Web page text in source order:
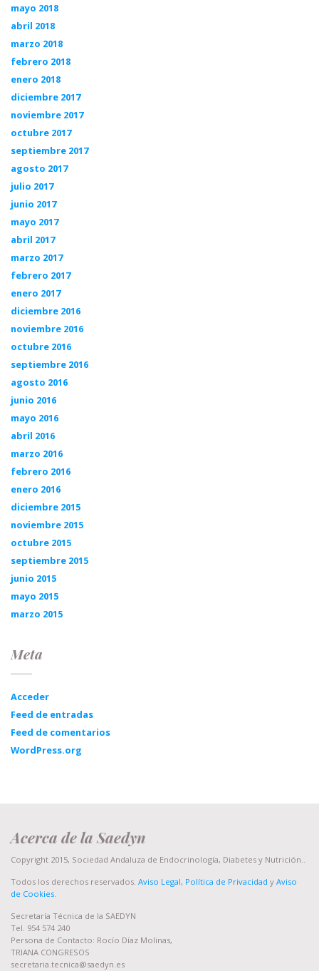
mayo 2018
abril 2018
marzo 2018
febrero 2018
enero 2018
diciembre 2017
noviembre 2017
octubre 2017
septiembre 2017
agosto 2017
julio 2017
junio 2017
mayo 2017
abril 2017
marzo 2017
febrero 2017
enero 2017
diciembre 2016
noviembre 2016
octubre 2016
septiembre 2016
agosto 2016
junio 2016
mayo 2016
abril 2016
marzo 2016
febrero 2016
enero 2016
diciembre 2015
noviembre 2015
octubre 2015
septiembre 2015
junio 2015
mayo 2015
marzo 2015
Meta
Acceder
Feed de entradas
Feed de comentarios
WordPress.org
Acerca de la Saedyn
Copyright 2015, Sociedad Andaluza de Endocrinología, Diabetes y Nutrición..
Todos los derechos reservados. Aviso Legal, Política de Privacidad y Aviso
de Cookies.
Secretaría Técnica de la SAEDYN
Tel. 954 574 240
Persona de Contacto: Rocío Díaz Molinas,
TRIANA CONGRESOS
secretaria.tecnica@saedyn.es